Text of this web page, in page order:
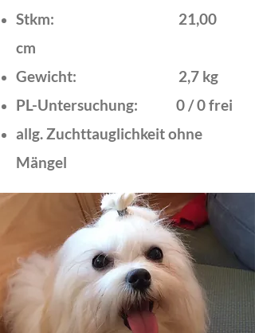
Stkm: 21,00
cm
Gewicht: 2,7 kg
PL-Untersuchung: 0 / 0 frei
allg. Zuchttauglichkeit ohne
Mängel